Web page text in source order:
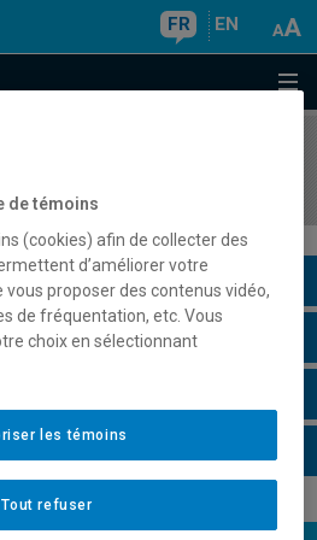
FR EN
de témoins
(cookies) afin de collecter des
d’améliorer votre
vous proposer des contenus vidéo,
de fréquentation, etc. Vous
choix en sélectionnant
Tout refuser
les témoins